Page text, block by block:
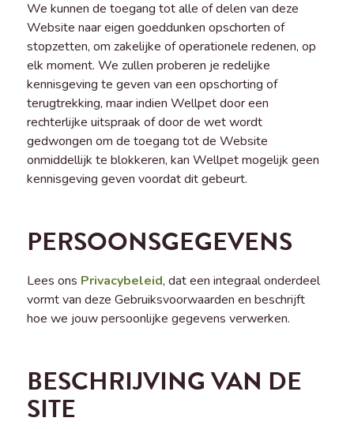
We kunnen de toegang tot alle of delen van deze
Website naar eigen goeddunken opschorten of
stopzetten, om zakelijke of operationele redenen, op
elk moment. We zullen proberen je redelijke
kennisgeving te geven van een opschorting of
terugtrekking, maar indien Wellpet door een
rechterlijke uitspraak of door de wet wordt
gedwongen om de toegang tot de Website
onmiddellijk te blokkeren, kan Wellpet mogelijk geen
kennisgeving geven voordat dit gebeurt.
PERSOONSGEGEVENS
Lees ons Privacybeleid, dat een integraal onderdeel
vormt van deze Gebruiksvoorwaarden en beschrijft
hoe we jouw persoonlijke gegevens verwerken.
BESCHRIJVING VAN DE
SITE